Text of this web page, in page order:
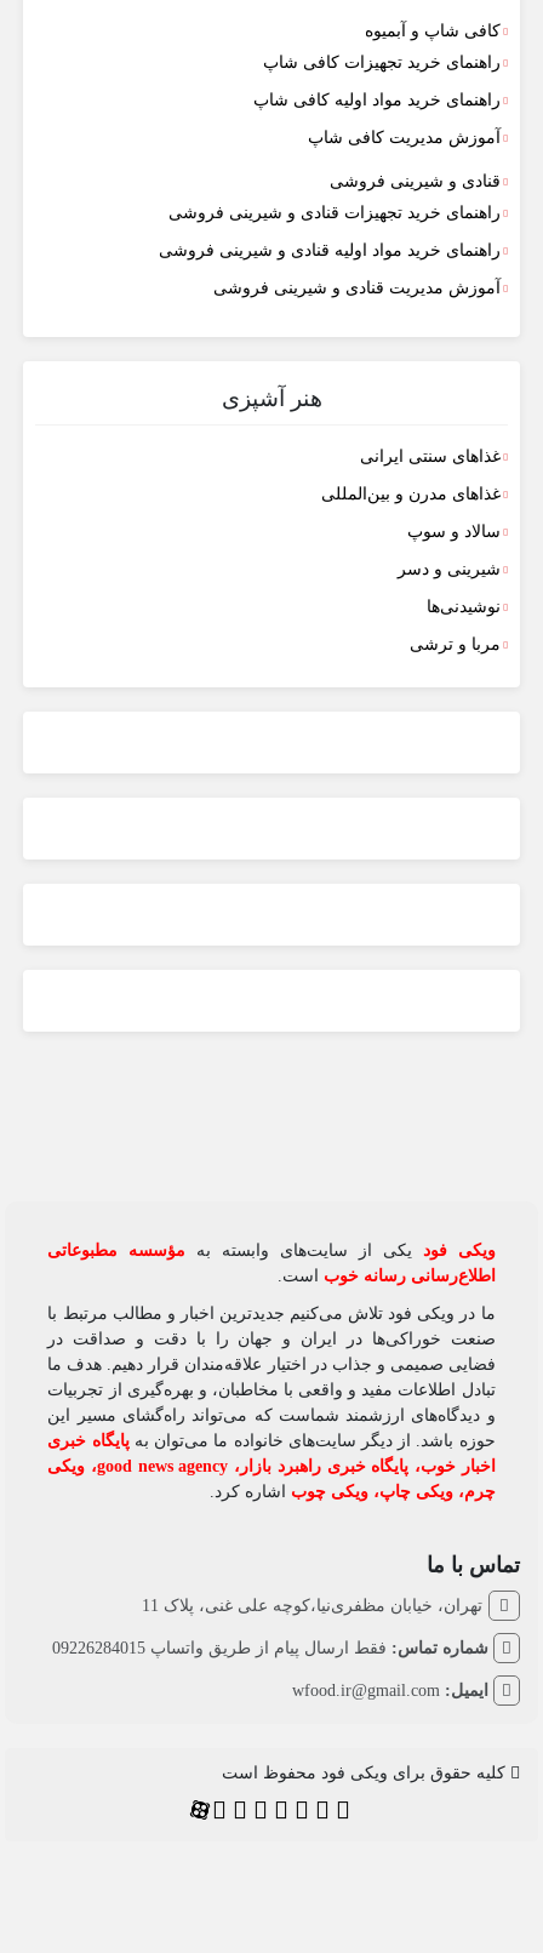
کافی شاپ و آبمیوه
راهنمای خرید تجهیزات کافی شاپ
راهنمای خرید مواد اولیه کافی‌ شاپ‌
آموزش مدیریت کافی شاپ
قنادی و شیرینی فروشی
راهنمای خرید تجهیزات قنادی و شیرینی فروشی
راهنمای خرید مواد اولیه قنادی و شیرینی فروشی
آموزش مدیریت قنادی و شیرینی فروشی
هنر آشپزی
غذاهای سنتی ایرانی
غذاهای مدرن و بین‌المللی
سالاد و سوپ
شیرینی و دسر
نوشیدنی‌ها
مربا و ترشی
ویکی‌ فودیکی از سایت‌های وابسته به
مؤسسه مطبوعاتی
اطلاع‌رسانی رسانه خوباست.
ما در ویکی‌ فود تلاش می‌کنیم جدیدترین اخبار و مطالب مرتبط با
صنعت خوراکی‌ها در ایران و جهان را با دقت و صداقت در
فضایی صمیمی و جذاب در اختیار علاقه‌مندان قرار دهیم. هدف ما
تبادل اطلاعات مفید و واقعی با مخاطبان، و بهره‌گیری از تجربیات
و دیدگاه‌های ارزشمند شماست که می‌تواند راه‌گشای مسیر این
حوزه باشد. از دیگر سایت‌های خانواده ما می‌توان بهپایگاه خبری
اخبار خوب،پایگاه خبری راهبرد بازار ،good news agency،ویکی
چرم،ویکی چاپ،ویکی چوباشاره کرد.
تماس با ما
تهران، خیابان مظفری‌نیا،کوچه علی غنی، پلاک 11
شماره تماس:فقط ارسال پیام از طریق واتساپ 09226284015
ایمیل:wfood.ir@gmail.com
کلیه حقوق برای ویکی فود محفوظ است